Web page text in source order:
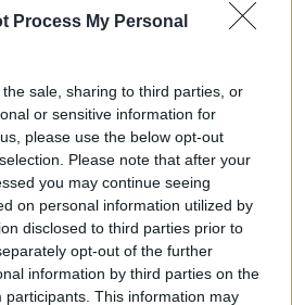
Process My Personal
sale, sharing to third parties, or
or sensitive information for
please use the below opt-out
Please note that after your
you may continue seeing
on personal information utilized by
disclosed to third parties prior to
opt-out of the further
information by third parties on the
participants. This information may
esperta– il proprio
salute, saprà sicuramente
controindicazioni
originale pubblicato il 4 luglio 2015